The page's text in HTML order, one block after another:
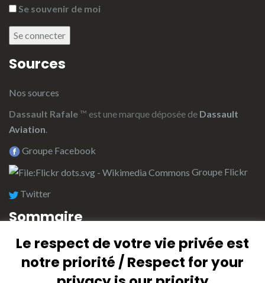
Se souvenir de moi
Se connecter
Sources
Nos sources
Dassault Rafale™ est une marque déposée de Dassault
Aviation
Groupe Facebook
Groupe Flickr
Twitter
Sommaire
L’équipe de rédaction
Plan du site (Index)
Le respect de votre vie privée est
notre priorité / Respect for your